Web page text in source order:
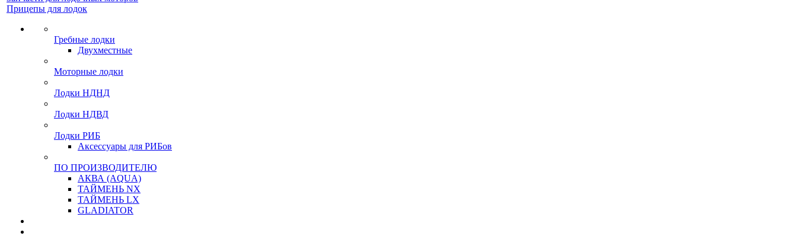
Прицепы для лодок
Гребные лодки
Двухместные
Моторные лодки
Лодки НДНД
Лодки НДВД
Лодки РИБ
Аксессуары для РИБов
ПО ПРОИЗВОДИТЕЛЮ
АКВА (AQUA)
ТАЙМЕНЬ NX
ТАЙМЕНЬ LX
GLADIATOR